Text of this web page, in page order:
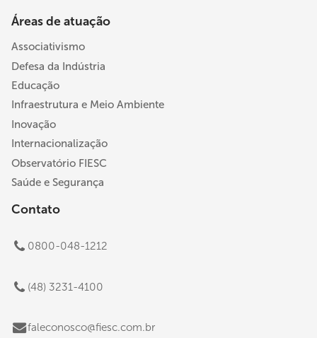
Áreas de atuação
Associativismo
Defesa da Indústria
Educação
Infraestrutura e Meio Ambiente
Inovação
Internacionalização
Observatório FIESC
Saúde e Segurança
Contato
0800-048-1212
(48) 3231-4100
faleconosco@fiesc.com.br